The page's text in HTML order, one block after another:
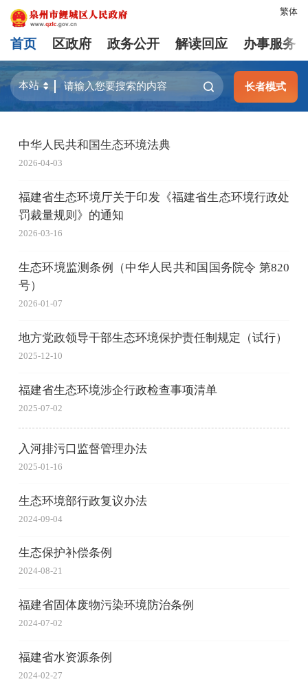
繁体
首页 区政府 政务公开 解读回应 办事服务
长者模式
中华人民共和国生态环境法典
2026-04-03
福建省生态环境厅关于印发《福建省生态环境行政处
罚裁量规则》的通知
2026-03-16
生态环境监测条例（中华人民共和国国务院令 第820
号）
2026-01-07
地方党政领导干部生态环境保护责任制规定（试行）
2025-12-10
福建省生态环境涉企行政检查事项清单
2025-07-02
入河排污口监督管理办法
2025-01-16
生态环境部行政复议办法
2024-09-04
生态保护补偿条例
2024-08-21
福建省固体废物污染环境防治条例
2024-07-02
福建省水资源条例
2024-02-27